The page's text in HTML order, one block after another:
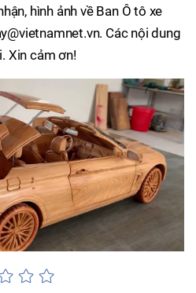
hình ảnh về Ban Ô tô xe
Các nội dung
Xin cảm ơn!